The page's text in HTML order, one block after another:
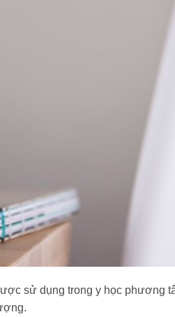
sử dụng trong y học phương